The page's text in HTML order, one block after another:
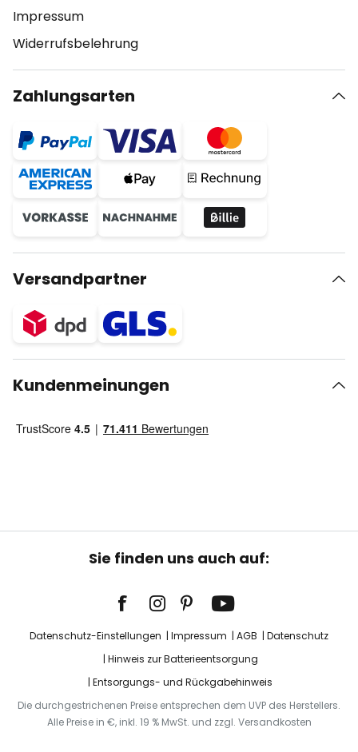
Impressum
Widerrufsbelehrung
Zahlungsarten
Versandpartner
Kundenmeinungen
Sie finden uns auch auf:
Datenschutz-Einstellungen Impressum AGB
Datenschutz
Hinweis zur Batterieentsorgung
Entsorgungs- und Rückgabehinweis
Die durchgestrichenen Preise entsprechen dem UVP des Herstellers.
Alle Preise in €, inkl. 19 % MwSt. und zzgl. Versandkosten